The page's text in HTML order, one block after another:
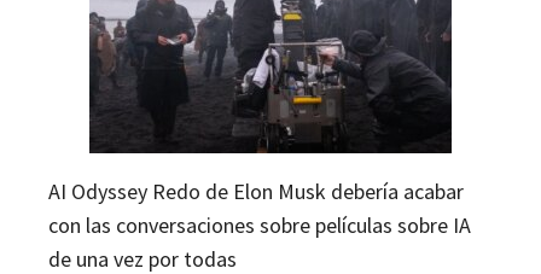
AI Odyssey Redo de Elon Musk debería acabar
con las conversaciones sobre películas sobre IA
de una vez por todas